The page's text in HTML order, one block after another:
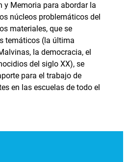
y Memoria para abordar la
núcleos problemáticos del
materiales, que se
temáticos (la última
la democracia, el
del siglo XX), se
para el trabajo de
en las escuelas de todo el